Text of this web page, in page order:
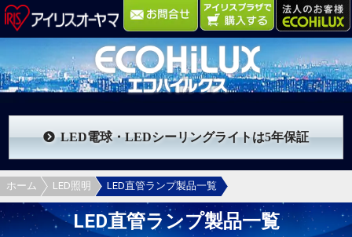
LED電球・LEDシーリングライトは5年保証
ホーム LED照明 LED直管ランプ製品一覧
LED直管ランプ製品一覧